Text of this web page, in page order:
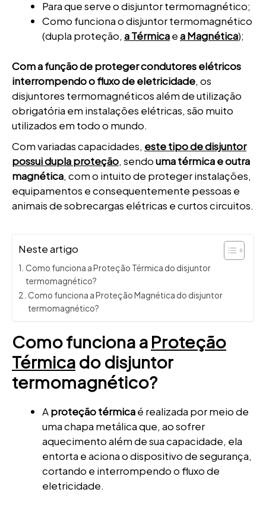
Para que serve o disjuntor termomagnético;
Como funciona o disjuntor termomagnético
(dupla proteção, a Térmicaea Magnética);
Com a função de proteger condutores elétricos
interrompendo o fluxo de eletricidade, os
disjuntores termomagnéticos além de utilização
obrigatória em instalações elétricas, são muito
utilizados em todo o mundo.
Com variadas capacidades, este tipo de disjuntor
possui dupla proteção, sendouma térmica e outra
magnética, com o intuito de proteger instalações,
equipamentos e consequentemente pessoas e
animais de sobrecargas elétricas e curtos circuitos.
Neste artigo
Como funciona a Proteção Térmica do disjuntor
termomagnético?
Como funciona a Proteção Magnética do disjuntor
termomagnético?
Como funciona a Proteção
Térmica do disjuntor
termomagnético?
Aproteção térmicaé realizada por meio de
uma chapa metálica que, ao sofrer
aquecimento além de sua capacidade, ela
entorta e aciona o dispositivo de segurança,
cortando e interrompendo o fluxo de
eletricidade.